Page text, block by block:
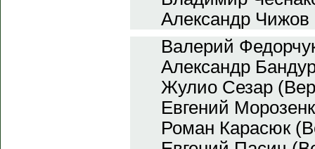
Александр Чижов
Валерий
Александр
Жулио Сезар
Евгений
Роман Карасюк